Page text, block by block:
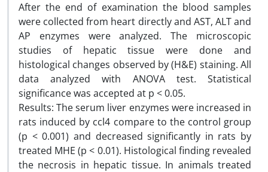
After the end of examination the blood samples
were collected from heart directly and AST, ALT and
AP enzymes were analyzed. The microscopic
studies of hepatic tissue were done and
histological changes observed by (H&E) staining. All
data analyzed with ANOVA test. Statistical
significance was accepted at p < 0.05.
Results: The serum liver enzymes were increased in
rats induced by ccl4 compare to the control group
(p < 0.001) and decreased significantly in rats by
treated MHE (p < 0.01). Histological finding revealed
the necrosis in hepatic tissue. In animals treated